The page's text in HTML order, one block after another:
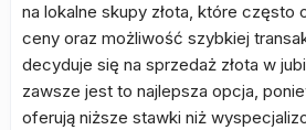
na lokalne skupy złota, które często
ceny oraz możliwość szybkiej
decyduje się na sprzedaż złota w
zawsze jest to najlepsza opcja,
oferują niższe stawki niż